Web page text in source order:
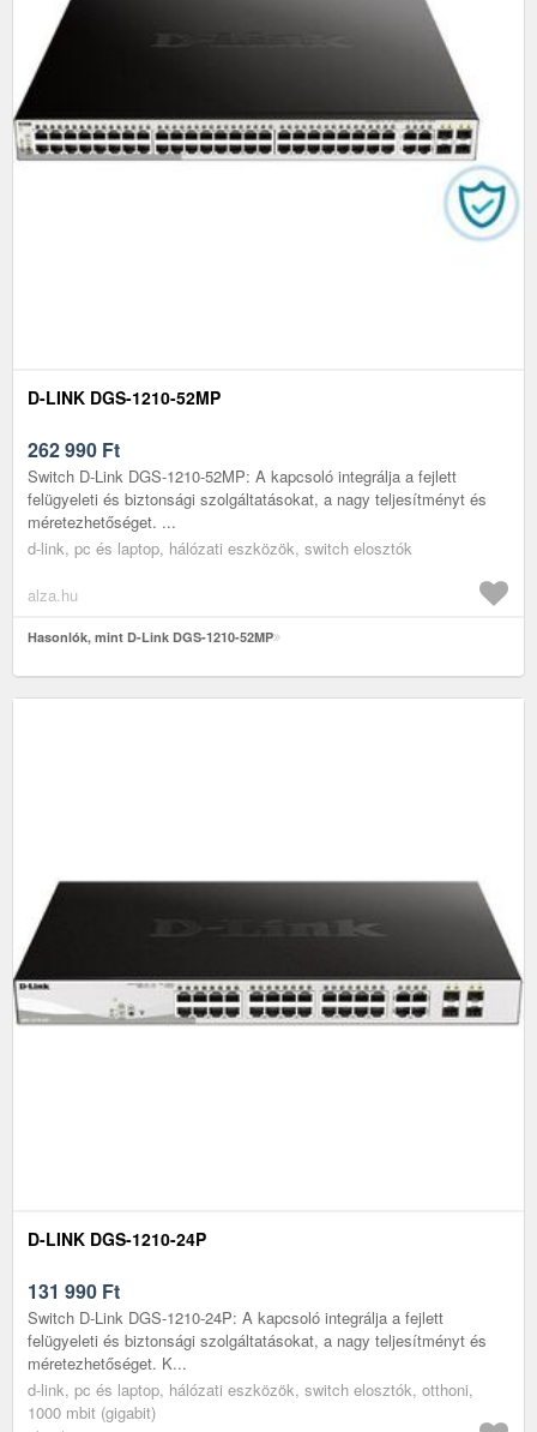
D-LINK DGS-1210-52MP
262 990 Ft
Switch D-Link DGS-1210-52MP: A kapcsoló integrálja a fejlett
felügyeleti és biztonsági szolgáltatásokat, a nagy teljesítményt és
méretezhetőséget. ...
d-link, pc és laptop, hálózati eszközök, switch elosztók
alza.hu
Hasonlók, mint D-Link DGS-1210-52MP
D-LINK DGS-1210-24P
131 990 Ft
Switch D-Link DGS-1210-24P: A kapcsoló integrálja a fejlett
felügyeleti és biztonsági szolgáltatásokat, a nagy teljesítményt és
méretezhetőséget. K...
d-link, pc és laptop, hálózati eszközök, switch elosztók, otthoni,
1000 mbit (gigabit)